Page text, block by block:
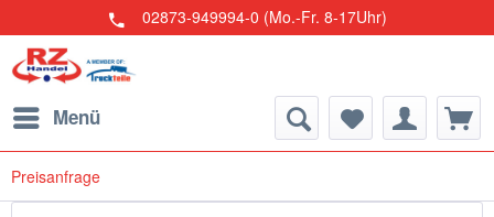
02873-949994-0 (Mo.-Fr. 8-17Uhr)
Menü
Preisanfrage